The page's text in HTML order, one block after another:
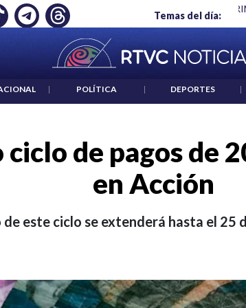
Temas del día:
UN CRIMEN": CARTA DE BETO CORAL
| POLÍTICA | DEPORTES |
de pagos de
en Acción
de este ciclo se extenderá hasta el 25